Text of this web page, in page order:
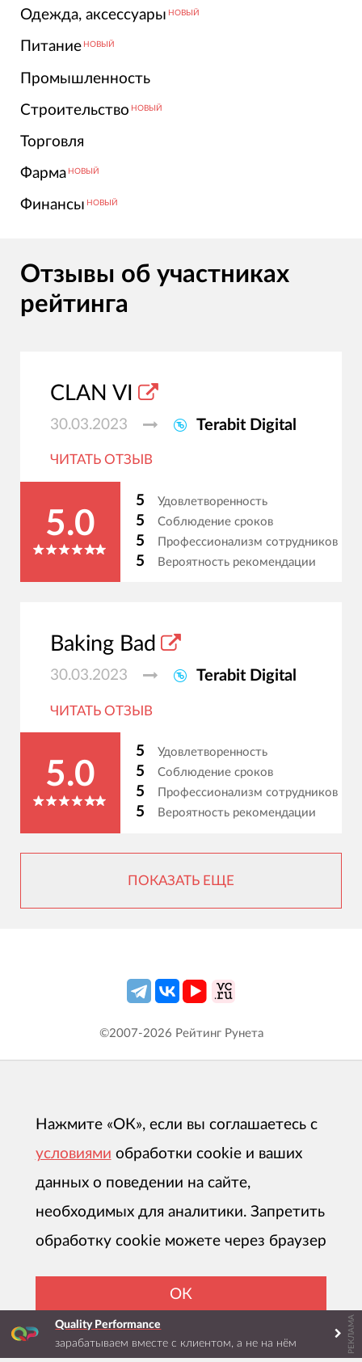
Одежда, аксессуары НОВЫЙ
Питание НОВЫЙ
Промышленность
Строительство НОВЫЙ
Торговля
Фарма НОВЫЙ
Финансы НОВЫЙ
Отзывы об участниках
рейтинга
CLAN VI
30.03.2023 Terabit Digital
ЧИТАТЬ ОТЗЫВ
5.0
5 Удовлетворенность
5 Соблюдение сроков
5 Профессионализм сотрудников
5 Вероятность рекомендации
Baking Bad
30.03.2023 Terabit Digital
ЧИТАТЬ ОТЗЫВ
5.0
5 Удовлетворенность
5 Соблюдение сроков
5 Профессионализм сотрудников
5 Вероятность рекомендации
ПОКАЗАТЬ ЕЩЕ
Quality Performance
зарабатываем вместе с клиентом, а не на нём
РЕКЛАМА
©2007-2026 Рейтинг Рунета
Нажмите «ОК», если вы соглашаетесь с
условиями обработки cookie и ваших
данных о поведении на сайте,
необходимых для аналитики. Запретить
обработку cookie можете через браузер
ОК